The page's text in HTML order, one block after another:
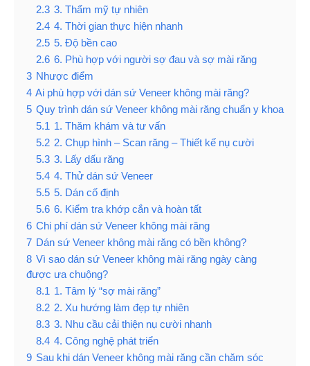
2.3 3. Thẩm mỹ tự nhiên
2.4 4. Thời gian thực hiện nhanh
2.5 5. Độ bền cao
2.6 6. Phù hợp với người sợ đau và sợ mài răng
3 Nhược điểm
4 Ai phù hợp với dán sứ Veneer không mài răng?
5 Quy trình dán sứ Veneer không mài răng chuẩn y khoa
5.1 1. Thăm khám và tư vấn
5.2 2. Chụp hình – Scan răng – Thiết kế nụ cười
5.3 3. Lấy dấu răng
5.4 4. Thử dán sứ Veneer
5.5 5. Dán cố định
5.6 6. Kiểm tra khớp cắn và hoàn tất
6 Chi phí dán sứ Veneer không mài răng
7 Dán sứ Veneer không mài răng có bền không?
8 Vì sao dán sứ Veneer không mài răng ngày càng
được ưa chuộng?
8.1 1. Tâm lý “sợ mài răng”
8.2 2. Xu hướng làm đẹp tự nhiên
8.3 3. Nhu cầu cải thiện nụ cười nhanh
8.4 4. Công nghệ phát triển
9 Sau khi dán Veneer không mài răng cần chăm sóc